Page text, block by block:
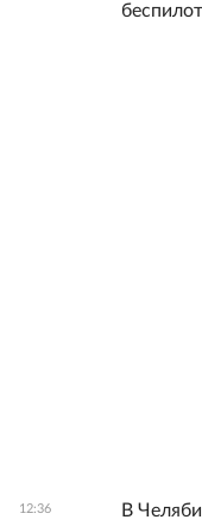
12:36
В